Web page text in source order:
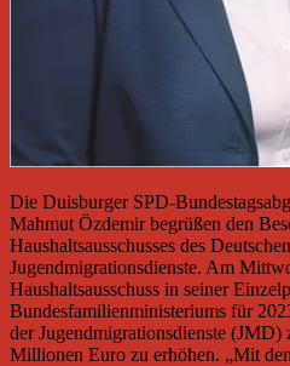
Die Duisburger SPD-
Mahmut Özdemir begrüßen den
Haushaltsausschusses des
Jugendmigrationsdienste. Am
Haushaltsausschuss in seiner
Bundesfamilienministeriums für
der Jugendmigrationsdienste (JMD)
Millionen Euro zu erhöhen. „Mit